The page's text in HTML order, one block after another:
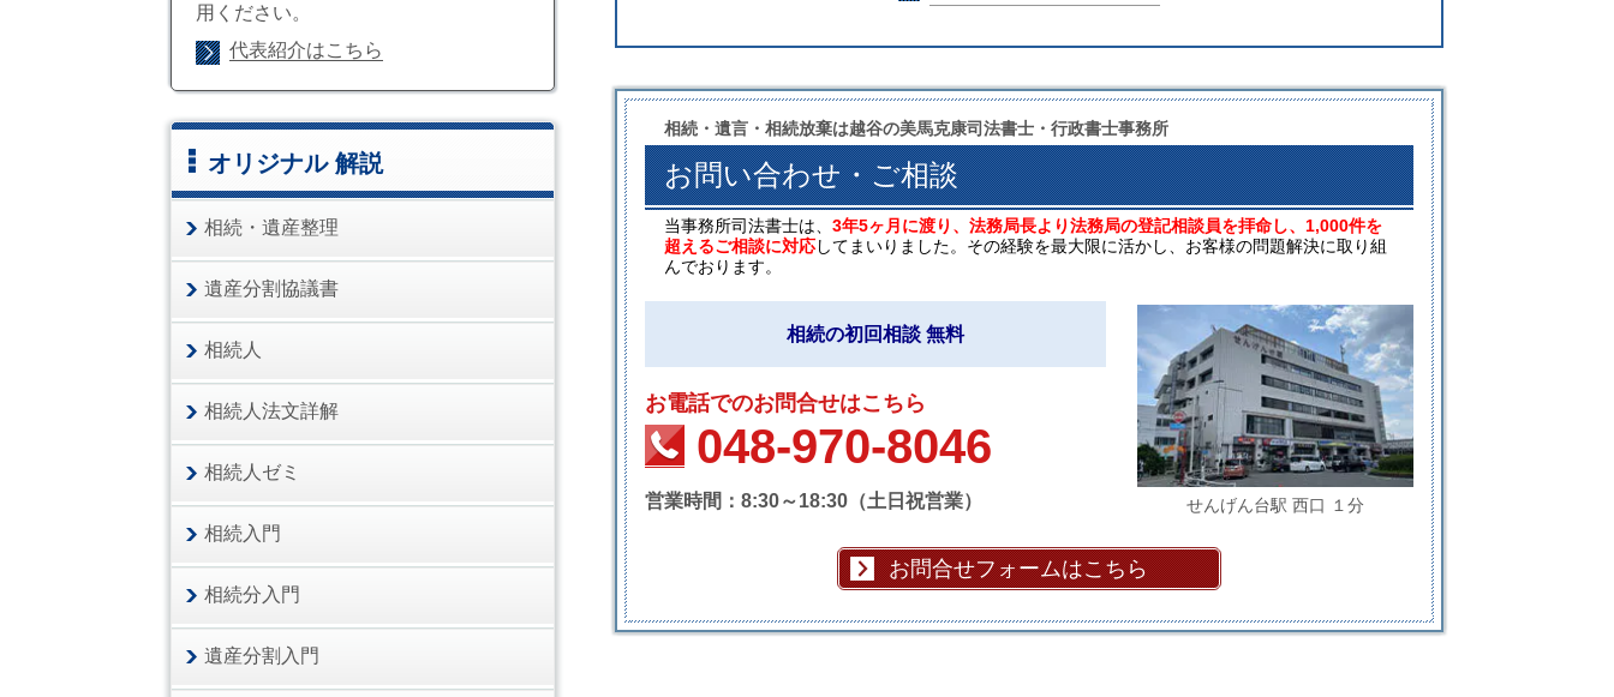
相続・遺言・相続放棄は越谷の美馬克康司法書士・行政書士事務所
お問い合わせ・ご相談
当事務所司法書士は、 3年5ヶ月に渡り、法務局長より法務局の登記相談員を拝命し、1,000件を
超えるご相談に対応してまいりました。その経験を最大限に活かし、お客様の問題解決に取り組
んでおります。
せんげん台駅 西口 １分
相続の初回相談 無料
お電話でのお問合せはこちら
048-970-8046
営業時間：8:30～18:30（土日祝営業）
お問合せフォームはこちら
用ください。
代表紹介はこちら
オリジナル 解説
相続・遺産整理
遺産分割協議書
相続人
相続人法文詳解
相続人ゼミ
相続入門
相続分入門
遺産分割入門